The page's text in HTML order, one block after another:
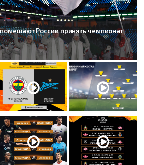
России принять чемпионат